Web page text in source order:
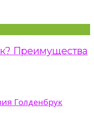
Преимущества
Голденбрук